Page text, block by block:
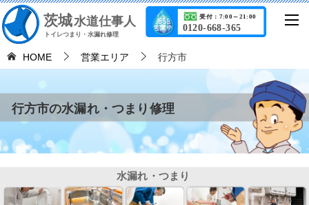
茨城水道仕事人
トイレつまり・水漏れ修理
0120-668-365
受付：7:00～21:00
HOME 営業エリア 行方市
行方市の水漏れ・つまり修理
水漏れ・つまり